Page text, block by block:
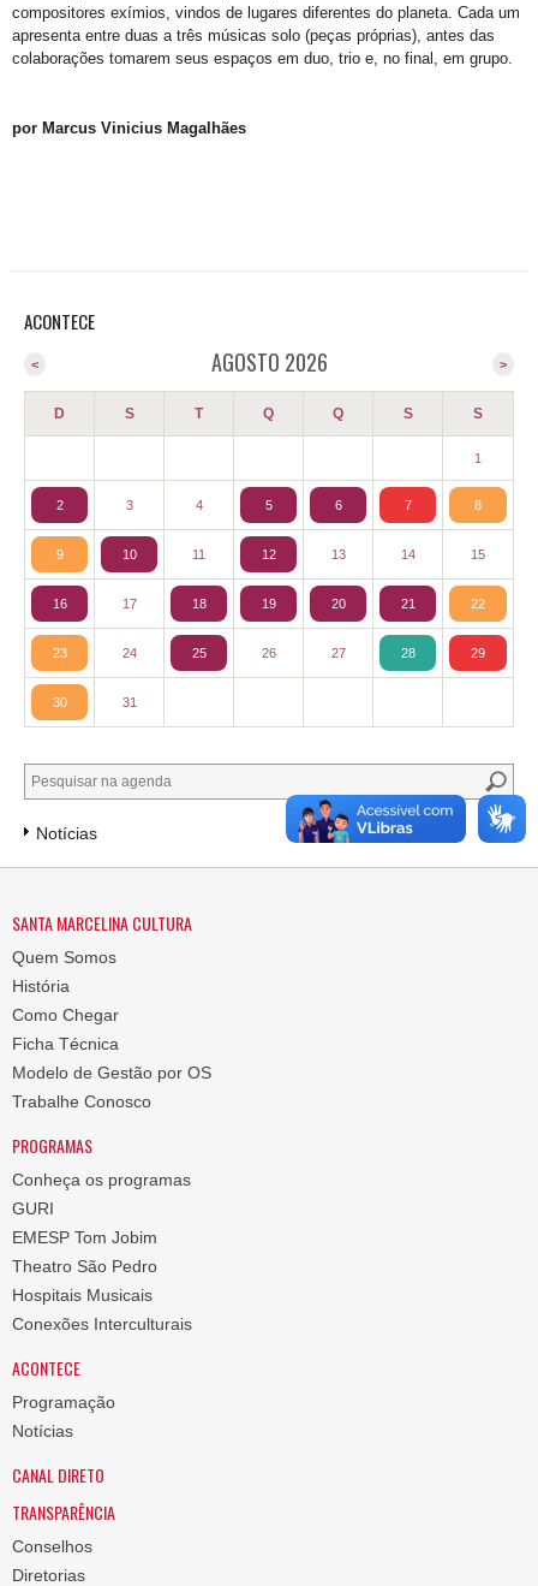
compositores exímios, vindos de lugares diferentes do planeta. Cada um
apresenta entre duas a três músicas solo (peças próprias), antes das
colaborações tomarem seus espaços em duo, trio e, no final, em grupo.
por Marcus Vinicius Magalhães
ACONTECE
AGOSTO 2026 >
<
D S T Q Q S S
1
2 3 4 5 6 7 8
9 10 11 12 13 14 15
16 17 18 19 20 21 22
23 24 25 26 27 28 29
30 31
Notícias
SANTA MARCELINA CULTURA
Quem Somos
História
Como Chegar
Ficha Técnica
Modelo de Gestão por OS
Trabalhe Conosco
PROGRAMAS
Conheça os programas
GURI
EMESP Tom Jobim
Theatro São Pedro
Hospitais Musicais
Conexões Interculturais
ACONTECE
Programação
Notícias
CANAL DIRETO
TRANSPARÊNCIA
Conselhos
Diretorias